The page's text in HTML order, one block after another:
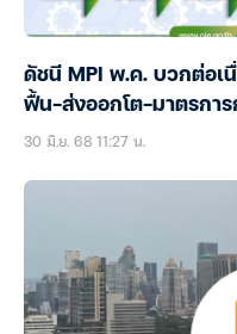
ดัชนี MPI พ.ค. บวกต่อเ
ฟื้น-ส่งออกโต-มาตรการ
30 มิ.ย. 68 11:27 น.